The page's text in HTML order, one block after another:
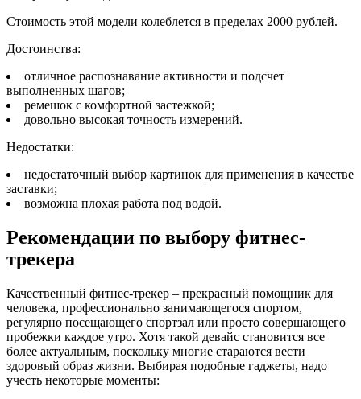
Стоимость этой модели колеблется в пределах 2000 рублей.
Достоинства:
отличное распознавание активности и подсчет
выполненных шагов;
ремешок с комфортной застежкой;
довольно высокая точность измерений.
Недостатки:
недостаточный выбор картинок для применения в качестве
заставки;
возможна плохая работа под водой.
Рекомендации по выбору фитнес-
трекера
Качественный фитнес-трекер – прекрасный помощник для
человека, профессионально занимающегося спортом,
регулярно посещающего спортзал или просто совершающего
пробежки каждое утро. Хотя такой девайс становится все
более актуальным, поскольку многие стараются вести
здоровый образ жизни. Выбирая подобные гаджеты, надо
учесть некоторые моменты: